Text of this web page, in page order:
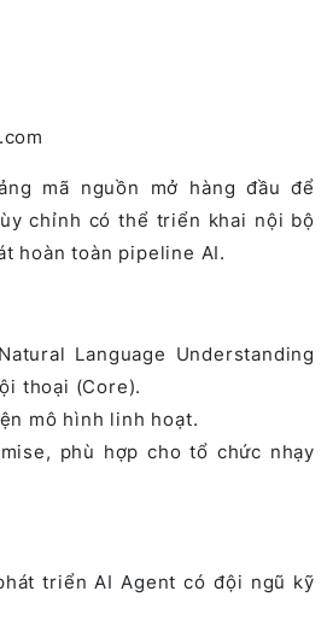
mã nguồn mở hàng đầu để
chỉnh có thể triển khai nội bộ
hoàn toàn pipeline AI.
Language Understanding
thoại (Core).
mô hình linh hoạt.
phù hợp cho tổ chức nhạy
triển AI Agent có đội ngũ kỹ